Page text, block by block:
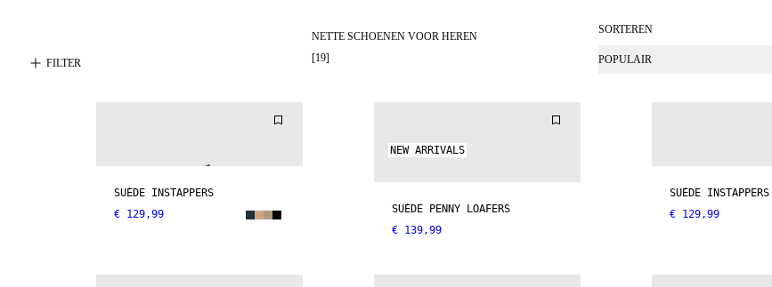
FILTER
NETTE SCHOENEN VOOR HEREN
[19]
SORTEREN
POPULAIR
SUÈDE INSTAPPERS
€ 129,99
NEW ARRIVALS
SUÈDE PENNY LOAFERS
€ 139,99
SUÈDE INSTAPPERS
€ 129,99